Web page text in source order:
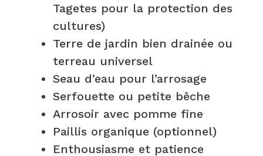
Tagetes pour la protection des
cultures)
Terre de jardin bien drainée ou
terreau universel
Seau d’eau pour l’arrosage
Serfouette ou petite bêche
Arrosoir avec pomme fine
Paillis organique (optionnel)
Enthousiasme et patience